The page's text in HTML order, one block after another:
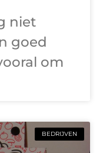
niet
goed
om
BEDRIJVEN